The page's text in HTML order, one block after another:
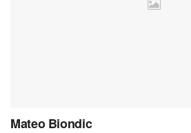
Mateo Biondic